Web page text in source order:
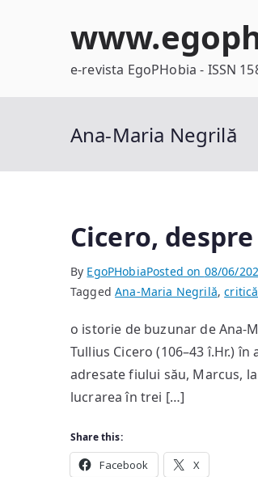
e-revista EgoPHobia - ISSN
Ana-Maria Negrilă
Cicero,
By EgoPHobiaPosted on 08/06/
TaggedAna-Maria Negrilă,critică
o istorie de buzunar de Ana-
Tullius Cicero (106–43 î.Hr.)
adresate fiului său, Marcus,
lucrarea în trei […]
Share this:
Facebook X